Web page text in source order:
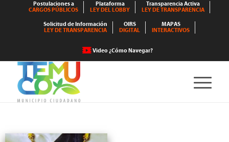
Postulaciones a
CARGOS PÚBLICOS
Plataforma
LEY DEL LOBBY
Transparencia Activa
LEY DE TRANSPARENCIA
Solicitud de Información
LEY DE TRANSPARENCIA
OIRS
DIGITAL
MAPAS
INTERACTIVOS
Video ¿Cómo Navegar?